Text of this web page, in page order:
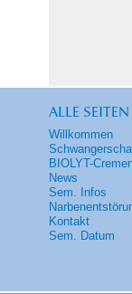
ALLE SEITEN
Willkommen
BIOLYT-
News
Sem. Infos
Kontakt
Sem. Datum